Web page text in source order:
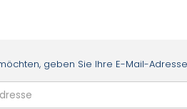
geben Sie Ihre E-Mail-